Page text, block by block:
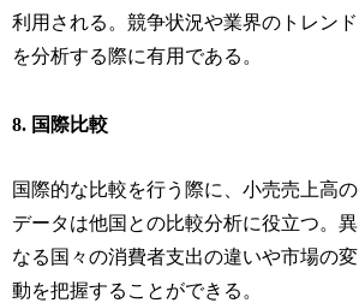
利用される。競争状況や業界のトレンド
を分析する際に有用である。
8. 国際比較
国際的な比較を行う際に、小売売上高の
データは他国との比較分析に役立つ。異
なる国々の消費者支出の違いや市場の変
動を把握することができる。